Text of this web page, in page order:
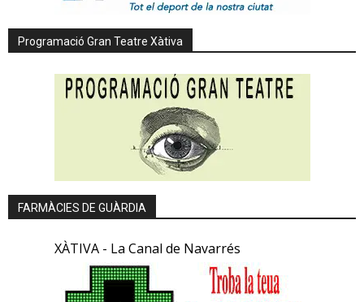
Programació Gran Teatre Xàtiva
FARMÀCIES DE GUÀRDIA
XÀTIVA - La Canal de Navarrés